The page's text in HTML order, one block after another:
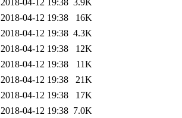
2018-04-12 19:38 3.9K
2018-04-12 19:38
16K
2018-04-12 19:38 4.3K
2018-04-12 19:38
12K
2018-04-12 19:38
11K
2018-04-12 19:38
21K
2018-04-12 19:38
17K
2018-04-12 19:38 7.0K